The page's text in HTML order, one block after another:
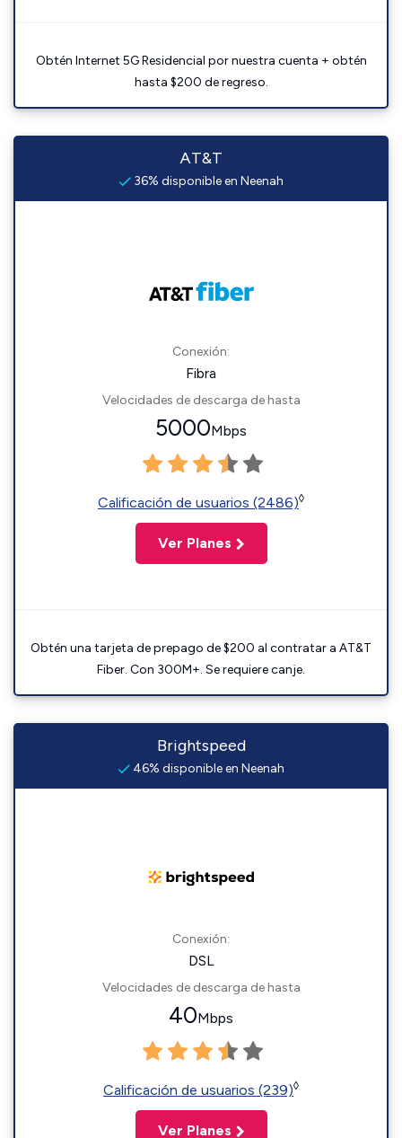
Obtén Internet 5G Residencial por nuestra cuenta + obtén
hasta $200 de regreso.
AT&T
36% disponible en Neenah
Conexión:
Fibra
Velocidades de descarga de hasta
5000Mbps
Calificación de usuarios (2486)◊
Ver Planes
Obtén una tarjeta de prepago de $200 al contratar a AT&T
Fiber. Con 300M+. Se requiere canje.
Brightspeed
46% disponible en Neenah
Conexión:
DSL
Velocidades de descarga de hasta
40Mbps
Calificación de usuarios (239)◊
Ver Planes